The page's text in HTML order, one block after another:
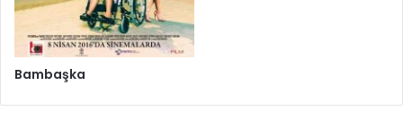
Bambaşka